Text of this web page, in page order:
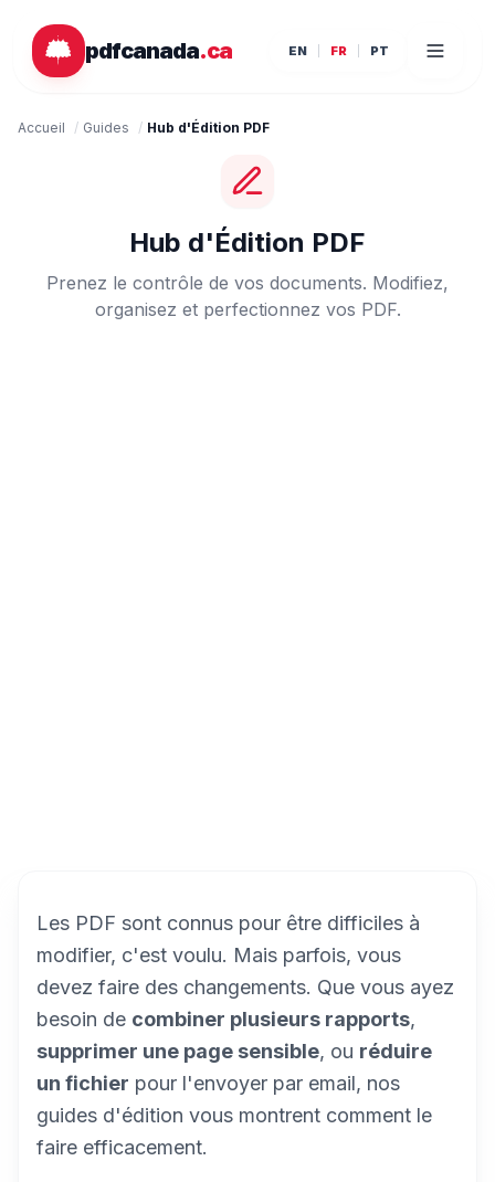
pdfcanada.ca EN FR PT
Accueil / Guides / Hub d'Édition PDF
Hub d'Édition PDF
Prenez le contrôle de vos documents. Modifiez,
organisez et perfectionnez vos PDF.
Les PDF sont connus pour être difficiles à
modifier, c'est voulu. Mais parfois, vous
devez faire des changements. Que vous ayez
besoin de combiner plusieurs rapports,
supprimer une page sensible, ou réduire
un fichier pour l'envoyer par email, nos
guides d'édition vous montrent comment le
faire efficacement.